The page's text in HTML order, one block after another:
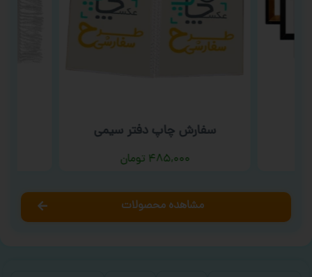
سفارش چاپ دفتر سیمی
۴۸۵,۰۰۰ تومان
مشاهده محصولات